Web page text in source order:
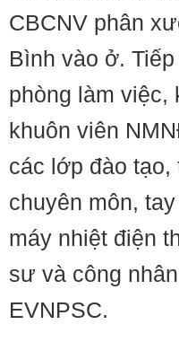
CBCNV phân
Bình vào ở.
phòng làm việc,
khuôn viên
các lớp đào
chuyên môn,
máy nhiệt điện
sư và công
EVNPSC.